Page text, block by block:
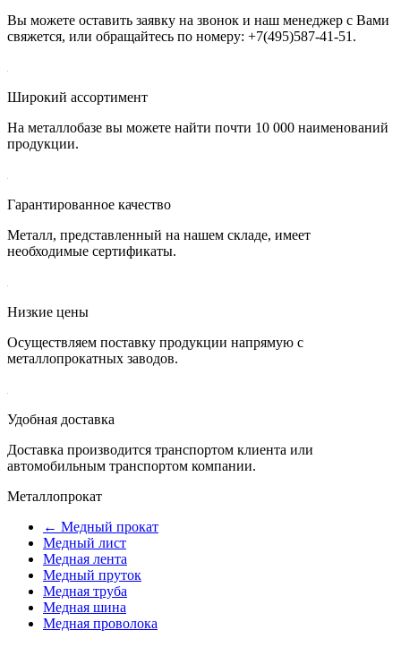
Вы можете оставить заявку на звонок и наш менеджер с Вами
свяжется, или обращайтесь по номеру: +7(495)587-41-51 .
Широкий ассортимент
На металлобазе вы можете найти почти 10 000 наименований
продукции.
Гарантированное качество
Металл, представленный на нашем складе, имеет
необходимые сертификаты.
Низкие цены
Осуществляем поставку продукции напрямую с
металлопрокатных заводов.
Удобная доставка
Доставка производится транспортом клиента или
автомобильным транспортом компании.
Металлопрокат
← Медный прокат
Медный лист
Медная лента
Медный пруток
Медная труба
Медная шина
Медная проволока